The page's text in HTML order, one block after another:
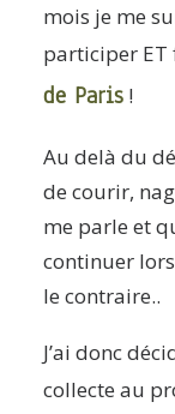
mois je me
participer ET
de Paris !
Au delà du
de courir,
me parle et
continuer
le contraire..
J’ai donc
collecte au